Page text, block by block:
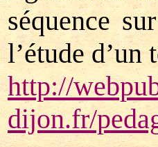
séquence sur
l’étude d’un
http://
dijon.fr/